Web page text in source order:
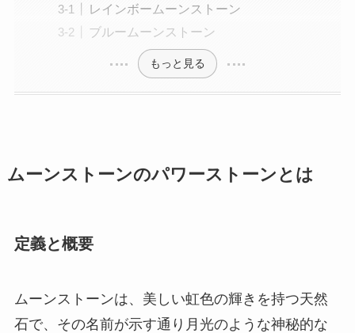
レインボームーンストーン
ブルームーンストーン
もっと見る
ムーンストーンのパワーストーンとは
定義と概要
ムーンストーンは、美しい虹色の輝きを持つ天然
石で、その名前が示す通り月光のような神秘的な